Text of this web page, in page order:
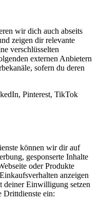
wir dich auch abseits
zeigen dir relevante
verschlüsselten
externen Anbietern
sofern du deren
Pinterest, TikTok
können wir dir auf
gesponserte Inhalte
oder Produkte
anzeigen
deiner Einwilligung setzen
Drittdienste ein: